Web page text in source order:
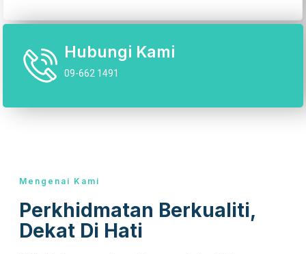
Hubungi Kami
09-662 1491
Mengenai Kami
Perkhidmatan Berkualiti,
Dekat Di Hati